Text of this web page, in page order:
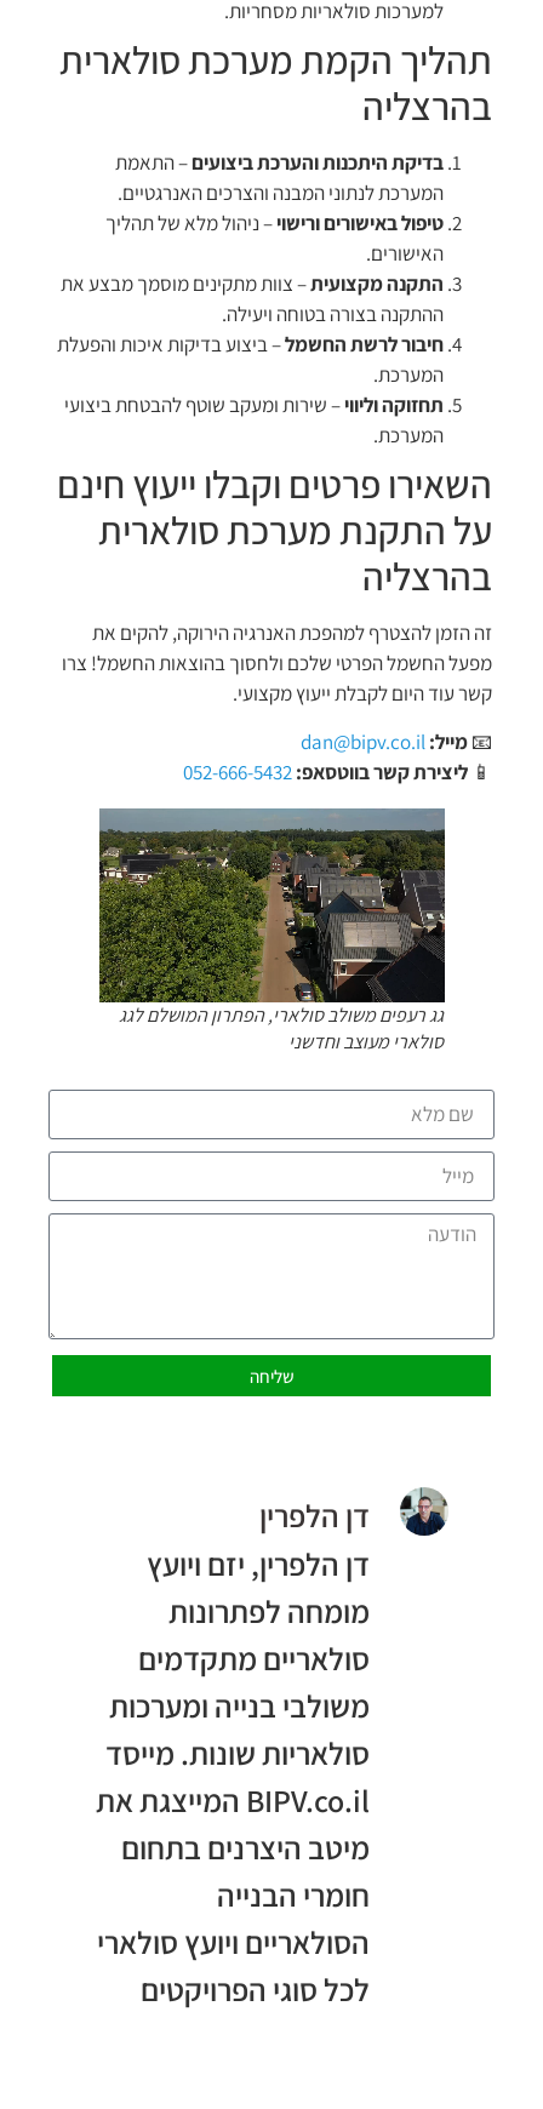
למערכות סולאריות מסחריות.
תהליך הקמת מערכת סולארית
בהרצליה
בדיקת היתכנות והערכת ביצועים– התאמת
המערכת לנתוני המבנה והצרכים האנרגטיים.
טיפול באישורים ורישוי– ניהול מלא של תהליך
האישורים.
התקנה מקצועית– צוות מתקינים מוסמך מבצע את
ההתקנה בצורה בטוחה ויעילה.
חיבור לרשת החשמל– ביצוע בדיקות איכות והפעלת
המערכת.
תחזוקה וליווי– שירות ומעקב שוטף להבטחת ביצועי
המערכת.
השאירו פרטים וקבלו ייעוץ חינם
על התקנת מערכת סולארית
בהרצליה
זה הזמן להצטרף למהפכת האנרגיה הירוקה, להקים את
מפעל החשמל הפרטי שלכם ולחסוך בהוצאות החשמל! צרו
קשר עוד היום לקבלת ייעוץ מקצועי.
📧מייל:dan@bipv.co.il
📱 ליצירת קשר בווטסאפ:052-666-5432
גג רעפים משולב סולארי, הפתרון המושלם לגג
סולארי מעוצב וחדשני
שליחה
דן הלפרין
דן הלפרין, יזם ויועץ
מומחה לפתרונות
סולאריים מתקדמים
משולבי בנייה ומערכות
סולאריות שונות. מייסד
BIPV.co.il המייצגת את
מיטב היצרנים בתחום
חומרי הבנייה
הסולאריים ויועץ סולארי
לכל סוגי הפרויקטים